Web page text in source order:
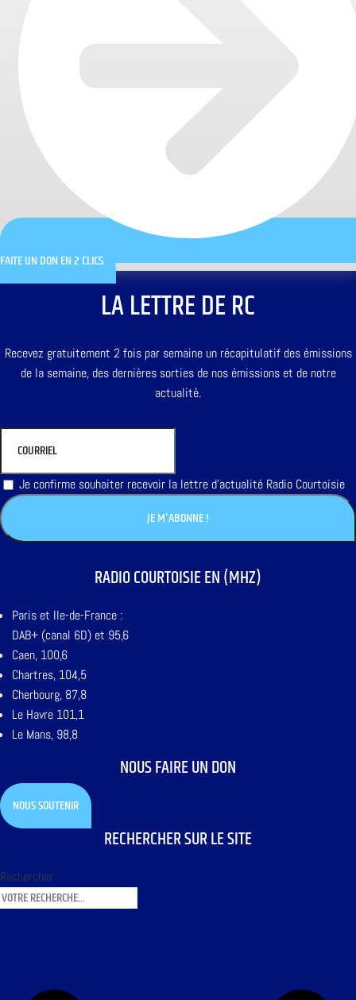
FAITE UN DON EN 2 CLICS
LA LETTRE DE RC
Recevez gratuitement 2 fois par semaine un récapitulatif des émissions
de la semaine, des dernières sorties de nos émissions et de notre
actualité.
Je confirme souhaiter recevoir la lettre d'actualité Radio Courtoisie
RADIO COURTOISIE EN (MHZ)
Paris et Ile-de-France :
DAB+ (canal 6D) et 95,6
Caen, 100,6
Chartres, 104,5
Cherbourg, 87,8
Le Havre 101,1
Le Mans, 98,8
NOUS FAIRE UN DON
NOUS SOUTENIR
RECHERCHER SUR LE SITE
Rechercher